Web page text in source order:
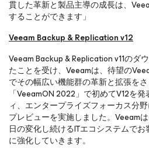
貫した革新と製品主導の成長は、
することができます」
Veeam Backup & Replication v12
Veeam Backup & Replication v11のダ
たことを受け、Veeamは、待望の
でその幅広い機能群の革新と拡張を
「VeeamON 2022」で初めてV12を
ィ、エンタープライズフォーカス分
プレビューを実施しました。Veeam
日の変化し続けるITエコシステムで
に強化していきます。